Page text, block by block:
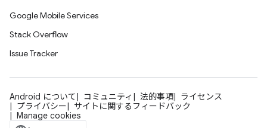
Google Mobile Services
Stack Overflow
Issue Tracker
Android について コミュニティ 法的事項
ライセンス
プライバシー
サイトに関するフィードバック
Manage cookies